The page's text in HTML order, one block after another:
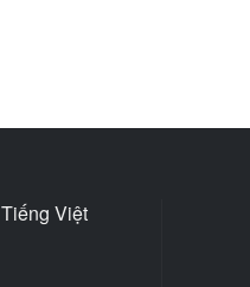
Tiếng Việt